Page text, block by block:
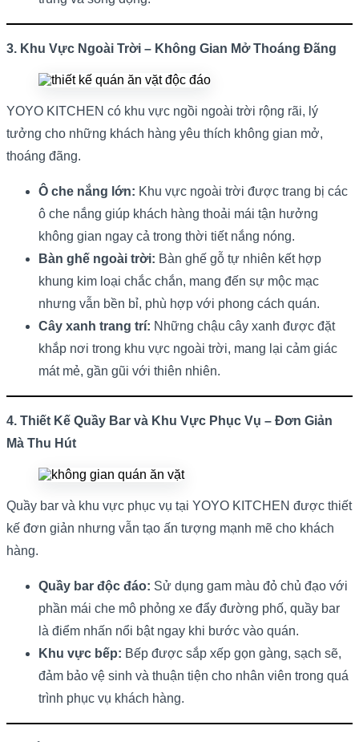
3. Khu Vực Ngoài Trời – Không Gian Mở Thoáng Đãng
YOYO KITCHEN có khu vực ngồi ngoài trời rộng rãi, lý
tưởng cho những khách hàng yêu thích không gian mở,
thoáng đãng.
Ô che nắng lớn: Khu vực ngoài trời được trang bị các
ô che nắng giúp khách hàng thoải mái tận hưởng
không gian ngay cả trong thời tiết nắng nóng.
Bàn ghế ngoài trời: Bàn ghế gỗ tự nhiên kết hợp
khung kim loại chắc chắn, mang đến sự mộc mạc
nhưng vẫn bền bỉ, phù hợp với phong cách quán.
Cây xanh trang trí: Những chậu cây xanh được đặt
khắp nơi trong khu vực ngoài trời, mang lại cảm giác
mát mẻ, gần gũi với thiên nhiên.
4. Thiết Kế Quầy Bar và Khu Vực Phục Vụ – Đơn Giản
Mà Thu Hút
Quầy bar và khu vực phục vụ tại YOYO KITCHEN được thiết
kế đơn giản nhưng vẫn tạo ấn tượng mạnh mẽ cho khách
hàng.
Quầy bar độc đáo: Sử dụng gam màu đỏ chủ đạo với
phần mái che mô phỏng xe đẩy đường phố, quầy bar
là điểm nhấn nổi bật ngay khi bước vào quán.
Khu vực bếp: Bếp được sắp xếp gọn gàng, sạch sẽ,
đảm bảo vệ sinh và thuận tiện cho nhân viên trong quá
trình phục vụ khách hàng.